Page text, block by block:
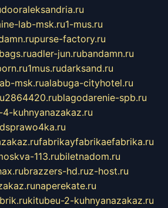
dooraleksandria.ru
lab-msk.ru1-mus.ru
purse-factory.ru
adler-jun.rubandamn.ru
1mus.rudarksand.ru
msk.rualabuga-cityhotel.ru
2864420.rublagodarenie-spb.ru
kuhnyanazakaz.ru
fabrikayfabrikaefabrika.ru
113.rubiletnadom.ru
brazzers-hd.ruz-host.ru
naperekate.ru
kitubeu-2-kuhnyanazakaz.ru